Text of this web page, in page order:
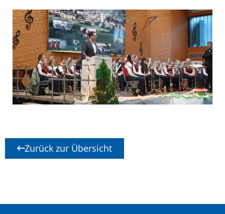
Zurück zur Übersicht